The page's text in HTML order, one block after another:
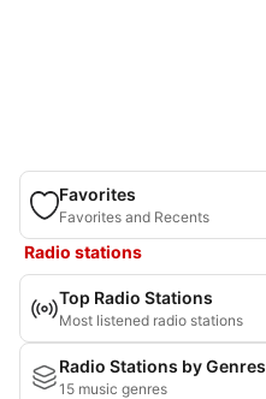
Favorites
Favorites and Recents
Radio stations
Top Radio Stations
Most listened radio stations
Radio Stations by Genres
15 music genres